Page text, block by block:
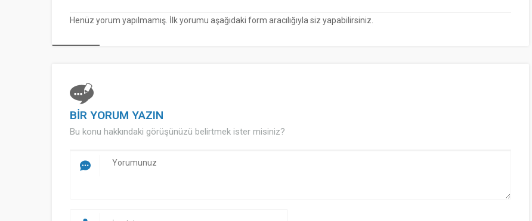
Henüz yorum yapılmamış. İlk yorumu aşağıdaki form aracılığıyla siz yapabilirsiniz.
BİR YORUM YAZIN
Bu konu hakkındaki görüşünüzü belirtmek ister misiniz?